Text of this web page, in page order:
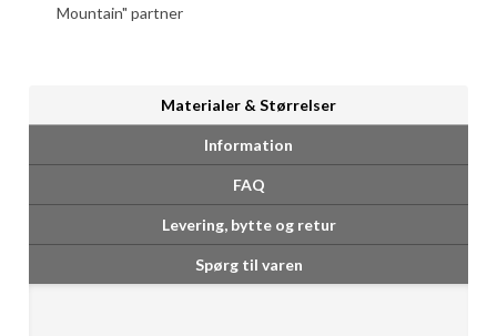
Mountain" partner
Materialer & Størrelser
Information
FAQ
Levering, bytte og retur
Spørg til varen